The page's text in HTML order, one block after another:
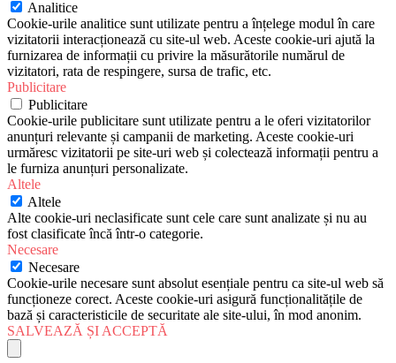
Analitice
Cookie-urile analitice sunt utilizate pentru a înțelege modul în care
vizitatorii interacționează cu site-ul web. Aceste cookie-uri ajută la
furnizarea de informații cu privire la măsurătorile numărul de
vizitatori, rata de respingere, sursa de trafic, etc.
Publicitare
Publicitare
Cookie-urile publicitare sunt utilizate pentru a le oferi vizitatorilor
anunțuri relevante și campanii de marketing. Aceste cookie-uri
urmăresc vizitatorii pe site-uri web și colectează informații pentru a
le furniza anunțuri personalizate.
Altele
Altele
Alte cookie-uri neclasificate sunt cele care sunt analizate și nu au
fost clasificate încă într-o categorie.
Necesare
Necesare
Cookie-urile necesare sunt absolut esențiale pentru ca site-ul web să
funcționeze corect. Aceste cookie-uri asigură funcționalitățile de
bază și caracteristicile de securitate ale site-ului, în mod anonim.
SALVEAZĂ ȘI ACCEPTĂ